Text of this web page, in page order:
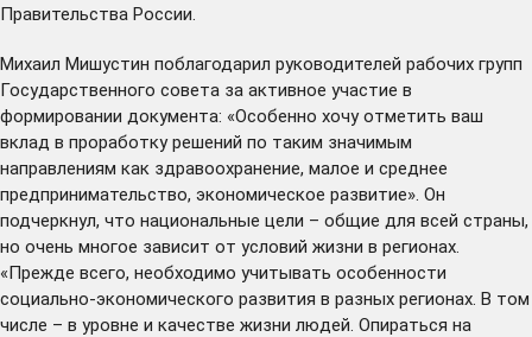
Правительства России.
Михаил Мишустин поблагодарил руководителей рабочих групп
Государственного совета за активное участие в
формировании документа: «Особенно хочу отметить ваш
вклад в проработку решений по таким значимым
направлениям как здравоохранение, малое и среднее
предпринимательство, экономическое развитие». Он
подчеркнул, что национальные цели – общие для всей страны,
но очень многое зависит от условий жизни в регионах.
«Прежде всего, необходимо учитывать особенности
социально-экономического развития в разных регионах. В том
числе – в уровне и качестве жизни людей. Опираться на